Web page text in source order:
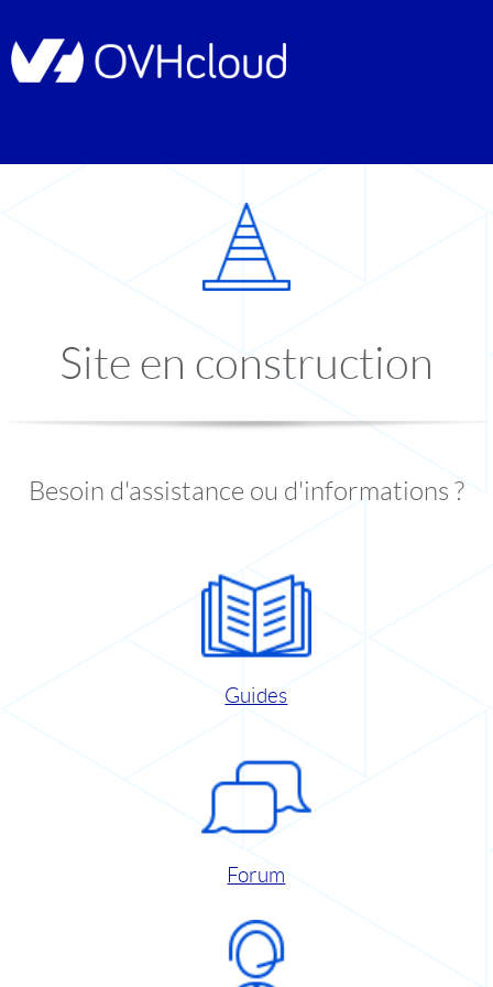
Site en construction
Besoin d'assistance ou d'informations ?
Guides
Forum